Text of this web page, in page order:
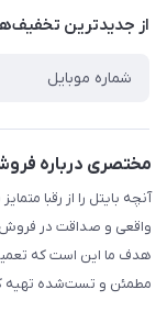
درباره ما
راهنما
از جدید‌ترین
مختصری درباره
آنچه بایتل را از رقبا
واقعی و صداقت در
هدف ما این است که
مطمئن و تست‌شده تهیه